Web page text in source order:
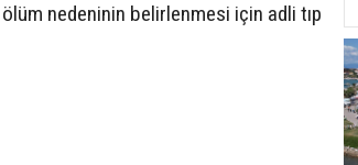
nedeninin belirlenmesi için adli tıp